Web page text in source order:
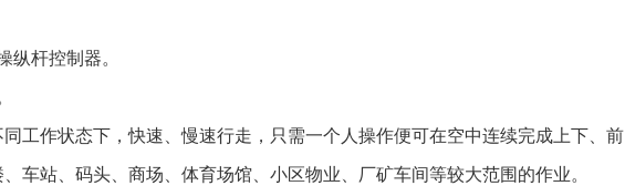
纵杆控制器。
工作状态下，快速、慢速行走，只需一个人操作便可在空中连续完成上下、前
车站、码头、商场、体育场馆、小区物业、厂矿车间等较大范围的作业。